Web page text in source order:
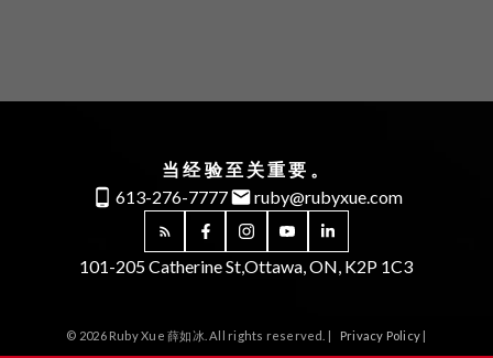
市数量为3,552套，比2023年5月增加了59.4%。活跃
上市数量比五年平均水平高出72.2%，比十年平均水平
低2.9%。 2024年5月底的库存月数为2.3个月，高于
2023年5月的1.3个月。库存月数是指按当前的销售活动
么？
渥太华最值得信赖的房产经纪人
当经验至关重要。
613-276-7777
ruby@rubyxue.com
101-205 Catherine St,Ottawa, ON, K2P 1C3
© 2026 Ruby Xue 薛如冰. All rights reserved. | Privacy Policy